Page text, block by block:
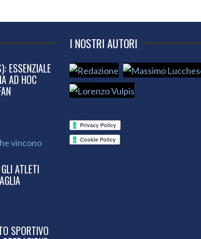
ESSENZIALE
AD HOC
ATLETI
SPORTIVO
I NOSTRI AUTORI